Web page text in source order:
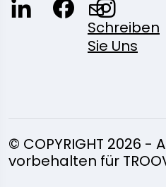
Schreiben
Sie Uns
© COPYRIGHT 2026 -
vorbehalten für